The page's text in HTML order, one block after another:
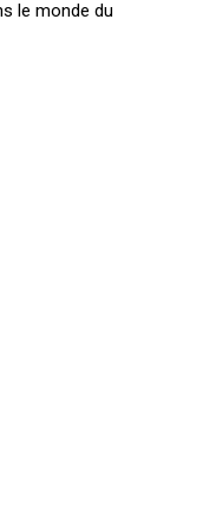
le monde du